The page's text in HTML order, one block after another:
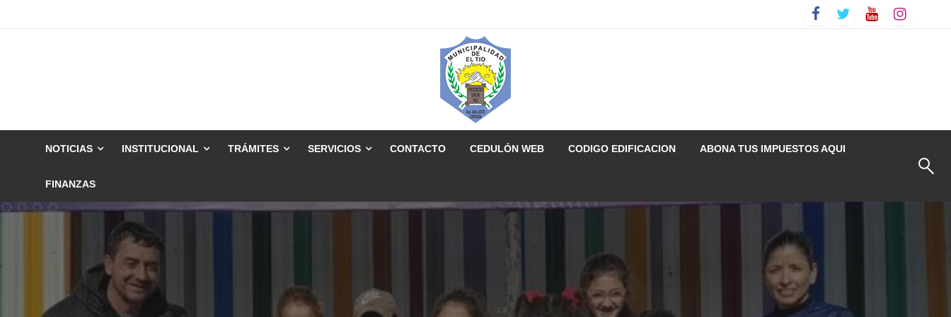
NOTICIAS INSTITUCIONAL TRÁMITES SERVICIOS CONTACTO CEDULÓN WEB CODIGO EDIFICACION ABONA TUS IMPUESTOS AQUI
FINANZAS